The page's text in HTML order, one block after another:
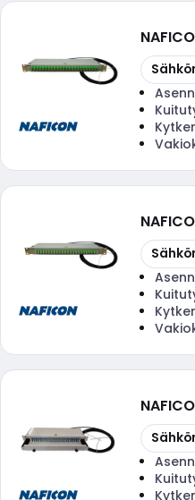
Kopioi
Kopioi
Kopioi